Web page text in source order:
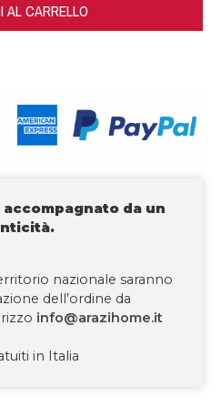
AL CARRELLO
da un
nazionale saranno
dell’ordine da
info@arazihome.it
in Italia